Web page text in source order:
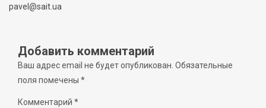
pavel@sait.ua
Добавить комментарий
Ваш адрес email не будет опубликован. Обязательные
поля помечены *
Комментарий *